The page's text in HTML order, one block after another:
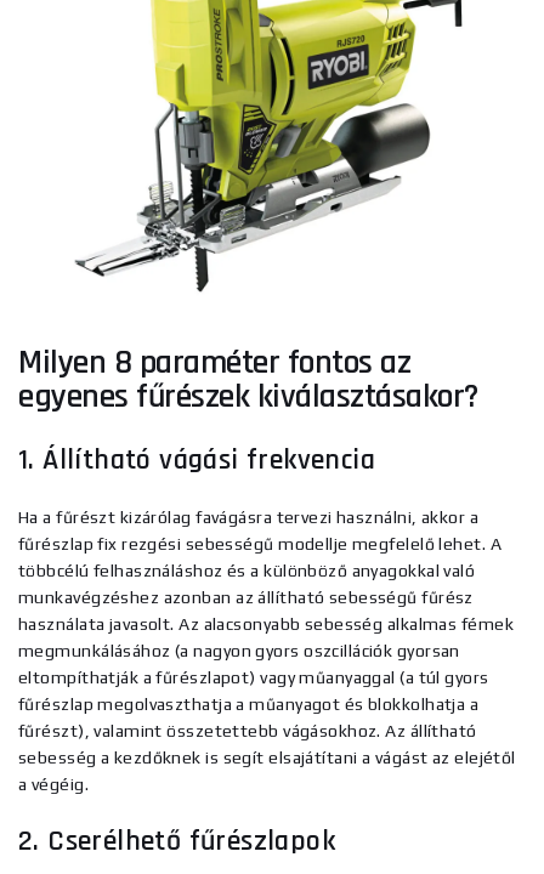
Milyen 8 paraméter fontos az
egyenes fűrészek kiválasztásakor?
1. Állítható vágási frekvencia
Ha a fűrészt kizárólag favágásra tervezi használni, akkor a
fűrészlap fix rezgési sebességű modellje megfelelő lehet. A
többcélú felhasználáshoz és a különböző anyagokkal való
munkavégzéshez azonban az állítható sebességű fűrész
használata javasolt.Az alacsonyabb sebesség alkalmas fémek
megmunkálásához (a nagyon gyors oszcillációk gyorsan
eltompíthatják a fűrészlapot) vagy műanyaggal (a túl gyors
fűrészlap megolvaszthatja a műanyagot és blokkolhatja a
fűrészt), valamint összetettebb vágásokhoz. Az állítható
sebesség a kezdőknek is segít elsajátítani a vágást az elejétől
a végéig.
2. Cserélhető fűrészlapok